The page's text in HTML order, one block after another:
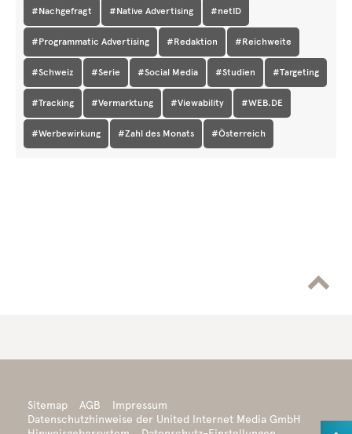
#Nachgefragt #Native Advertising #netID
#Programmatic Advertising #Redaktion #Reichweite
#Schweiz #Serie #Social Media #Studien #Targeting
#Tracking #Vermarktung #Viewability #WEB.DE
#Werbewirkung #Zahl des Monats #Österreich

Sitemap AGB
Impressum
Datenschutzhinweise der United Internet Media GmbH